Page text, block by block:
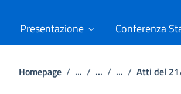
Presentazione Conferenza
Homepage / ... / ... / ... / Atti del